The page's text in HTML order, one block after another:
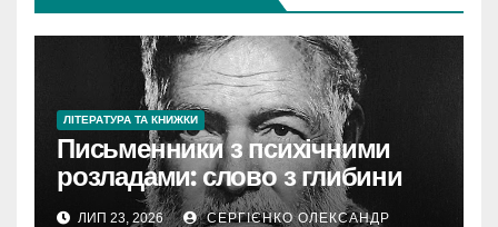
ЛІТЕРАТУРА ТА КНИЖКИ
Письменники з психічними
розладами: слово з глибини
болю
ЛИП 23, 2026 СЕРГІЄНКО ОЛЕКСАНДР